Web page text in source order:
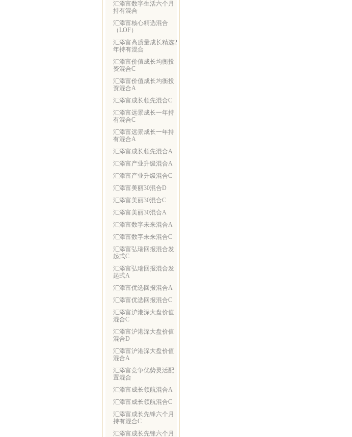
汇添富数字生活六个月
持有混合
汇添富核心精选混合
（LOF）
汇添富高质量成长精选2
年持有混合
汇添富价值成长均衡投
资混合C
汇添富价值成长均衡投
资混合A
汇添富成长领先混合C
汇添富远景成长一年持
有混合C
汇添富远景成长一年持
有混合A
汇添富成长领先混合A
汇添富产业升级混合A
汇添富产业升级混合C
汇添富美丽30混合D
汇添富美丽30混合C
汇添富美丽30混合A
汇添富数字未来混合A
汇添富数字未来混合C
汇添富弘瑞回报混合发
起式C
汇添富弘瑞回报混合发
起式A
汇添富优选回报混合A
汇添富优选回报混合C
汇添富沪港深大盘价值
混合C
汇添富沪港深大盘价值
混合D
汇添富沪港深大盘价值
混合A
汇添富竞争优势灵活配
置混合
汇添富成长领航混合A
汇添富成长领航混合C
汇添富成长先锋六个月
持有混合C
汇添富成长先锋六个月